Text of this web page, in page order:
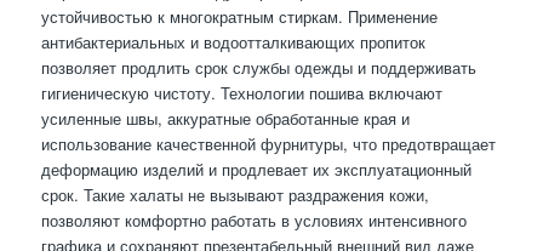
устойчивостью к многократным стиркам. Применение
антибактериальных и водоотталкивающих пропиток
позволяет продлить срок службы одежды и поддерживать
гигиеническую чистоту. Технологии пошива включают
усиленные швы, аккуратные обработанные края и
использование качественной фурнитуры, что предотвращает
деформацию изделий и продлевает их эксплуатационный
срок. Такие халаты не вызывают раздражения кожи,
позволяют комфортно работать в условиях интенсивного
графика и сохраняют презентабельный внешний вид даже